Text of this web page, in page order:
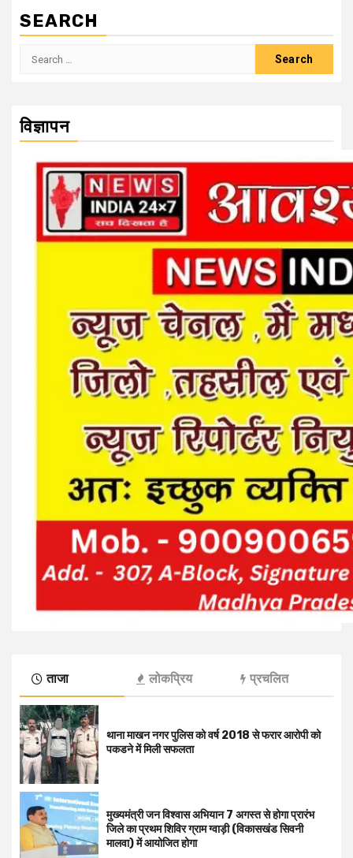
SEARCH
Search
विज्ञापन
ताजा लोकप्रिय प्रचलित
थाना माखन नगर पुलिस को वर्ष 2018 से फरार आरोपी को
पकडने में मिली सफलता
मुख्यमंत्री जन विश्वास अभियान 7 अगस्त से होगा प्रारंभ
जिले का प्रथम शिविर ग्राम ग्वाड़ी (विकासखंड सिवनी
मालवा) में आयोजित होगा